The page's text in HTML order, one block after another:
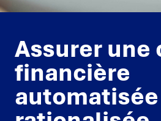
Assurer une
financière